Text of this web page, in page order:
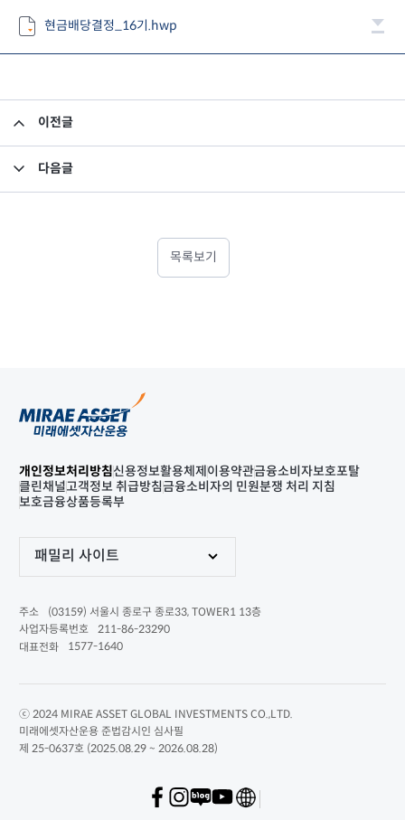
현금배당결정_16기.hwp
이전글
다음글
목록보기
개인정보처리방침신용정보활용체제 이용약관금융소비자보호포탈
클린채널고객정보 취급방침금융소비자의 민원분쟁 처리 지침
보호금융상품등록부
패밀리 사이트
주소
(03159) 서울시 종로구 종로33, TOWER1 13층
사업자등록번호
211-86-23290
대표전화
1577-1640
ⓒ 2024 MIRAE ASSET GLOBAL INVESTMENTS CO.,LTD.
미래에셋자산운용 준법감시인 심사필
제 25-0637호 (2025.08.29 ~ 2026.08.28)